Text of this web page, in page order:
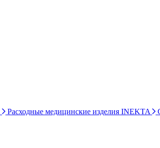
Расходные медицинские изделия INEKTA